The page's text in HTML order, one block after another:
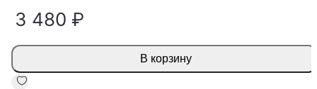
3 480 ₽
В корзину